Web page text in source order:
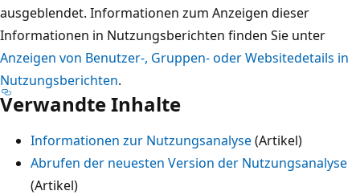
ausgeblendet. Informationen zum Anzeigen dieser
Informationen in Nutzungsberichten finden Sie unter
Anzeigen von Benutzer-, Gruppen- oder Websitedetails in
Nutzungsberichten.
Verwandte Inhalte
Informationen zur Nutzungsanalyse(Artikel)
Abrufen der neuesten Version der Nutzungsanalyse
(Artikel)